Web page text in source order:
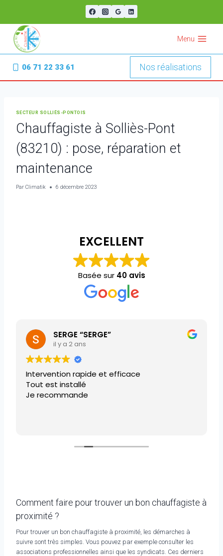
contenu
Menu
06 71 22 33 61 Nos réalisations
SECTEUR SOLLIÈS-PONTOIS
Chauffagiste à Solliès-Pont
(83210) : pose, réparation et
maintenance
Par Climatik 6 décembre 2023
EXCELLENT
Basée sur 40 avis
SERGE “SERGE”
il y a 2 ans
Intervention rapide et efficace
Tout est installé
Je recommande
Comment faire pour trouver un bon chauffagiste à
proximité ?
Pour trouver un bon chauffagiste à proximité, les démarches à
suivre sont très simples. Vous pouvez par exemple consulter les
associations professionnelles ainsi que les syndicats. Ces derniers